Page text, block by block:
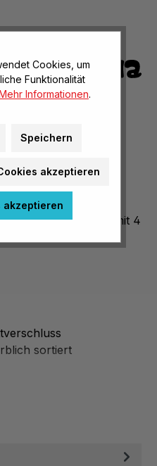
sortiert
Bewegungen mit 4
sortiert
Cookies, um
Funktionalität
Informationen.
Speichern
akzeptieren
akzeptieren